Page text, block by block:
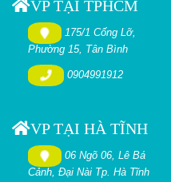
VP TẠI TPHCM
175/1 Cống Lỡ,
Phường 15, Tân Bình
0904991912
VP TẠI HÀ TĨNH
06 Ngõ 06, Lê Bá
Cảnh, Đại Nài Tp. Hà Tĩnh